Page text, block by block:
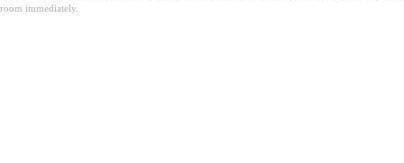
room immediately.